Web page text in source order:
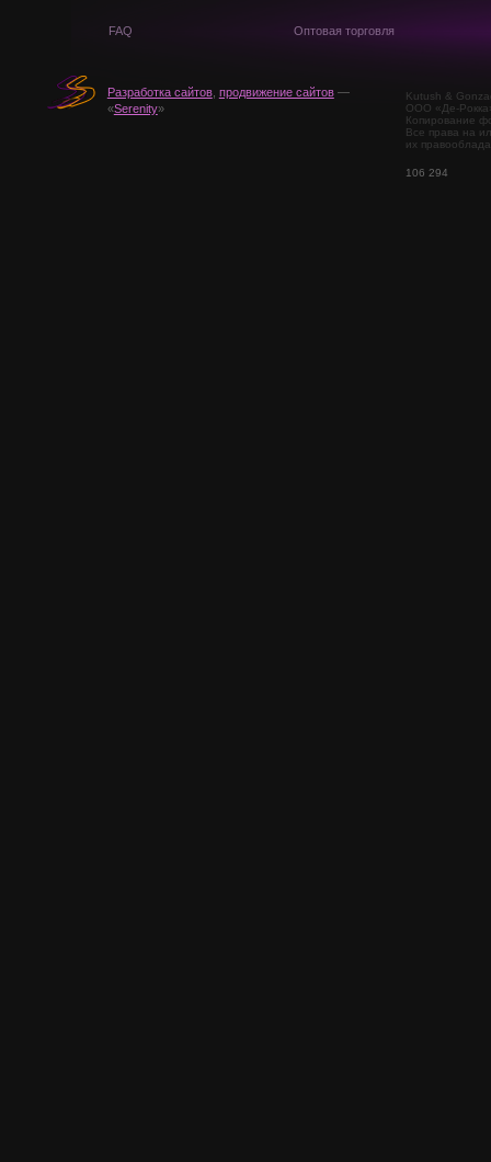
FAQ Оптовая торговля
Разработка сайтов, продвижение сайтов—
«Serenity»
Kutush &
ООО «Де-
Копирование
Все права на
их
106 294